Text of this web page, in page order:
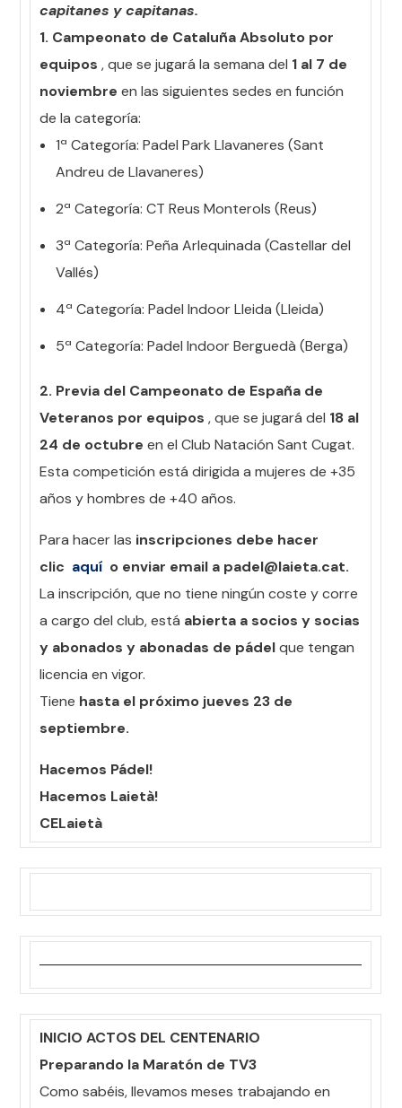
capitanes y capitanas.
1. Campeonato de Cataluña Absoluto por
equipos , que se jugará la semana del 1 al 7 de
noviembre en las siguientes sedes en función
de la categoría:
1ª Categoría: Padel Park Llavaneres (Sant
Andreu de Llavaneres)
2ª Categoría: CT Reus Monterols (Reus)
3ª Categoría: Peña Arlequinada (Castellar del
Vallés)
4ª Categoría: Padel Indoor Lleida (Lleida)
5ª Categoría: Padel Indoor Berguedà (Berga)
2. Previa del Campeonato de España de
Veteranos por equipos , que se jugará del 18 al
24 de octubre en el Club Natación Sant Cugat.
Esta competición está dirigida a mujeres de +35
años y hombres de +40 años.
Para hacer las inscripciones debe hacer
clic aquí o enviar email a padel@laieta.cat.
La inscripción, que no tiene ningún coste y corre
a cargo del club, está abierta a socios y socias
y abonados y abonadas de pádelque tengan
licencia en vigor.
Tiene hasta el próximo jueves 23 de
septiembre.
Hacemos Pádel!
Hacemos Laietà!
CELaietà
INICIO ACTOS DEL CENTENARIO
Preparando la Maratón de TV3
Como sabéis, llevamos meses trabajando en